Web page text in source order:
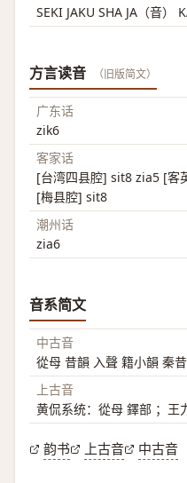
SEKI JAKU SHA JA（音）
方言读音 （旧版简文）
广东话
zik6
客家话
[台湾四县腔] sit8 zia5 [
[梅县腔] sit8
潮州话
zia6
音系简文
中古音
從母 昔韻 入聲 籍小韻 秦昔
上古音
黄侃系统：從母 鐸部 ；王
韵书 上古音 中古音